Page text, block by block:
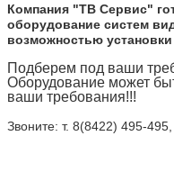
Компания "ТВ Сервис"
оборудование систем
возможностью
Подберем под ваши
Оборудование может
ваши требования!!!
Звоните: т. 8(8422) 495-